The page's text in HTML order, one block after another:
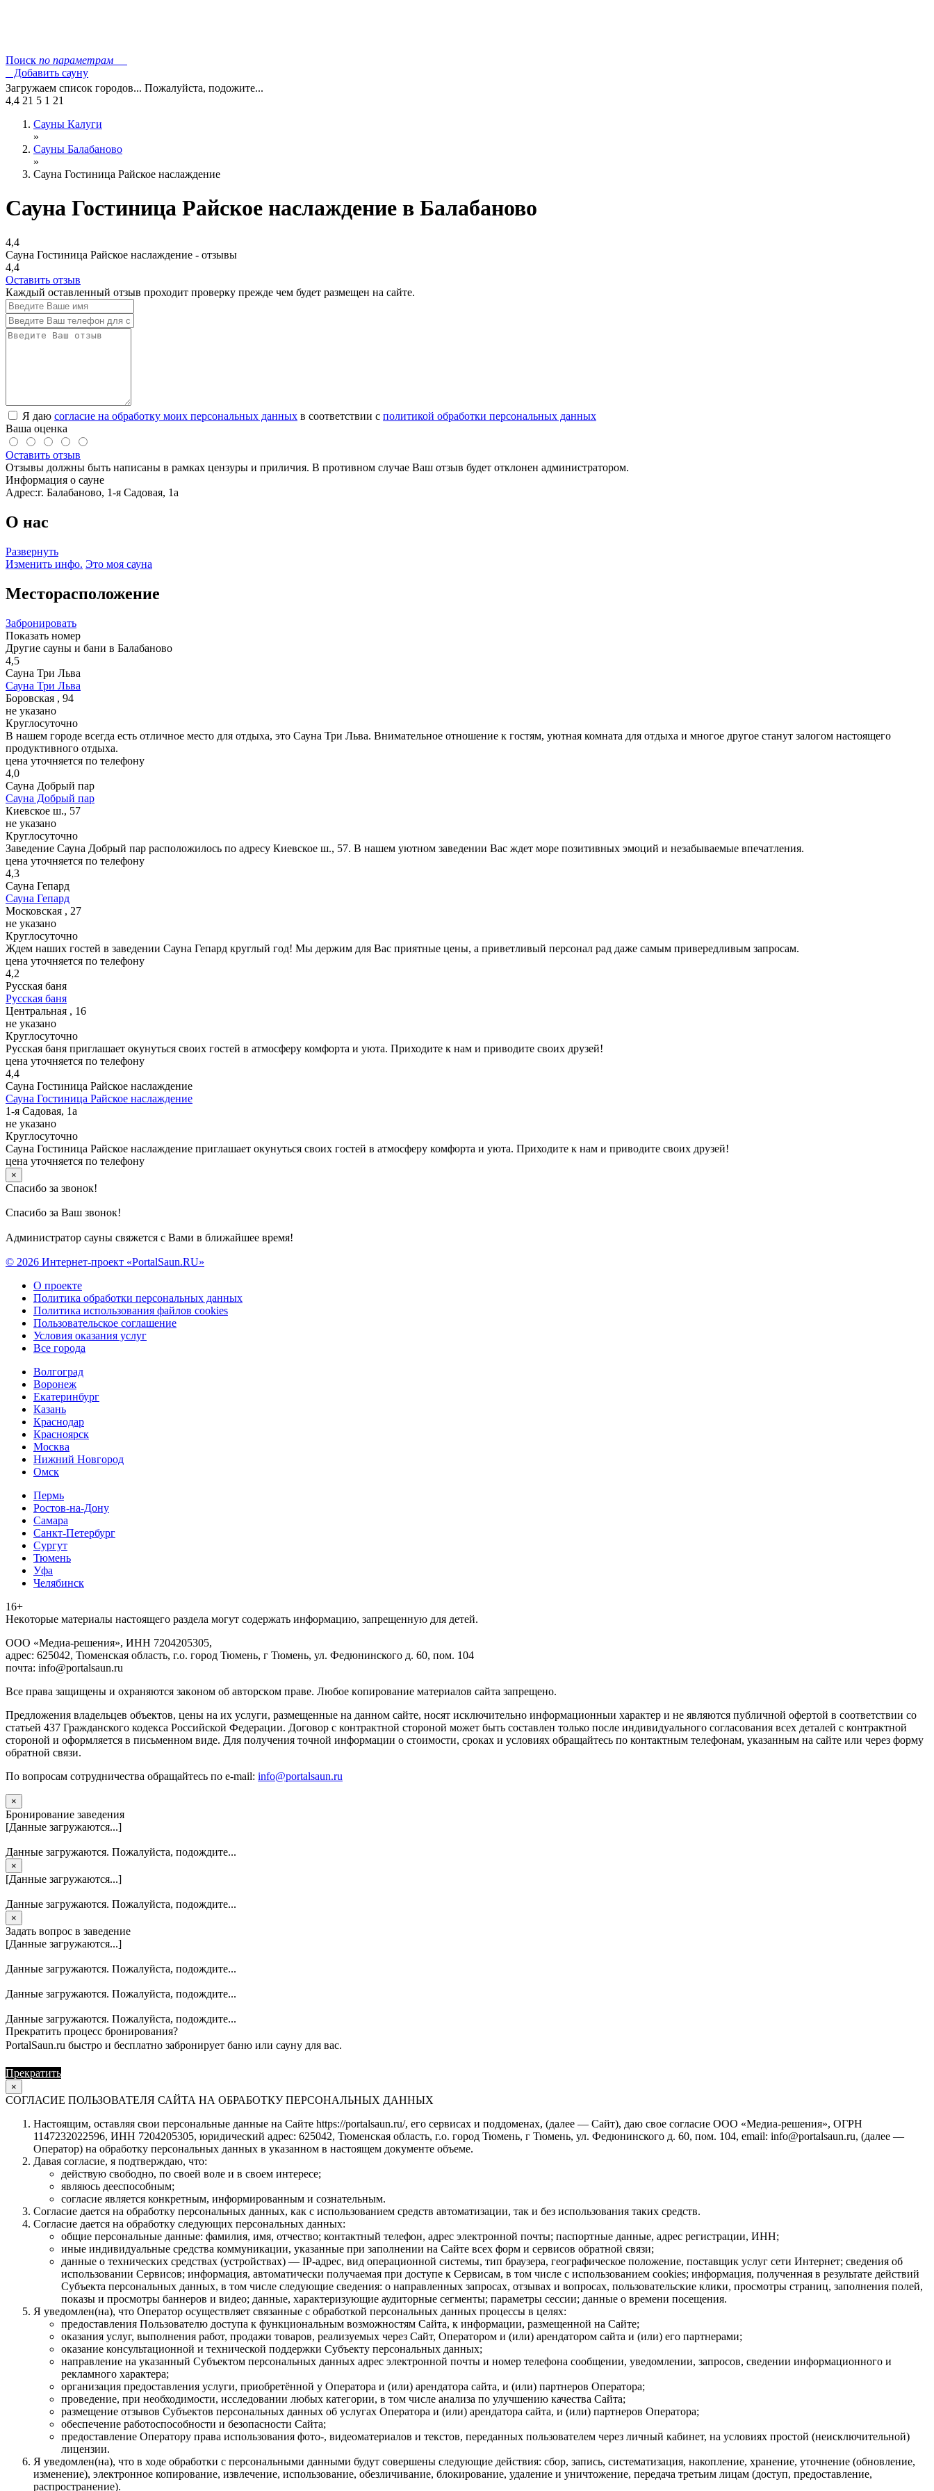
Поиск по параметрам
Добавить сауну
Загружаем список городов... Пожалуйста, подожите...
4,4 21 5 1 21
Сауны Калуги
»
Сауны Балабаново
»
Сауна Гостиница Райское наслаждение
Сауна Гостиница Райское наслаждение в Балабаново
4,4
Сауна Гостиница Райское наслаждение - отзывы
4,4
Оставить отзыв
Каждый оставленный отзыв проходит проверку прежде чем будет размещен на сайте.
Я даю согласие на обработку моих персональных данных в соответствии с политикой обработки персональных данных
Ваша оценка
Оставить отзыв
Отзывы должны быть написаны в рамках цензуры и приличия. В противном случае Ваш отзыв будет отклонен администратором.
Информация о сауне
Адрес:г. Балабаново, 1-я Садовая, 1а
О нас
Развернуть
Изменить инфо. Это моя сауна
Месторасположение
Забронировать
Показать номер
Другие сауны и бани в Балабаново
4,5
Сауна Три Льва
Сауна Три Льва
Боровская , 94
не указано
Круглосуточно
В нашем городе всегда есть отличное место для отдыха, это Сауна Три Льва. Внимательное отношение к гостям, уютная комната для отдыха и многое другое станут залогом настоящего
продуктивного отдыха.
цена уточняется по телефону
4,0
Сауна Добрый пар
Сауна Добрый пар
Киевское ш., 57
не указано
Круглосуточно
Заведение Сауна Добрый пар расположилось по адресу Киевское ш., 57. В нашем уютном заведении Вас ждет море позитивных эмоций и незабываемые впечатления.
цена уточняется по телефону
4,3
Сауна Гепард
Сауна Гепард
Московская , 27
не указано
Круглосуточно
Ждем наших гостей в заведении Сауна Гепард круглый год! Мы держим для Вас приятные цены, а приветливый персонал рад даже самым привередливым запросам.
цена уточняется по телефону
4,2
Русская баня
Русская баня
Центральная , 16
не указано
Круглосуточно
Русская баня приглашает окунуться своих гостей в атмосферу комфорта и уюта. Приходите к нам и приводите своих друзей!
цена уточняется по телефону
4,4
Сауна Гостиница Райское наслаждение
Сауна Гостиница Райское наслаждение
1-я Садовая, 1а
не указано
Круглосуточно
Сауна Гостиница Райское наслаждение приглашает окунуться своих гостей в атмосферу комфорта и уюта. Приходите к нам и приводите своих друзей!
цена уточняется по телефону
×
Спасибо за звонок!
Спасибо за Ваш звонок!
Администратор сауны свяжется с Вами в ближайшее время!
© 2026 Интернет-проект «PortalSaun.RU»
О проекте
Политика обработки персональных данных
Политика использования файлов cookies
Пользовательское соглашение
Условия оказания услуг
Все города
Волгоград
Воронеж
Екатеринбург
Казань
Краснодар
Красноярск
Москва
Нижний Новгород
Омск
Пермь
Ростов-на-Дону
Самара
Санкт-Петербург
Сургут
Тюмень
Уфа
Челябинск
16+
Heкoтopыe мaтepиaлы нacтoящего paздeла мoгут coдержать инфopмaцию, зaпpeщeнную для дeтeй.
ООО «Медиа-решения», ИНН 7204205305,
адрес: 625042, Тюменская область, г.о. город Тюмень, г Тюмень, ул. Федюнинского д. 60, пом. 104
почта: info@portalsaun.ru
Вce прaвa зaщищeны и oxpaняютcя зaкoнoм oб aвтopcкoм прaве. Любoe кoпиpoвaниe мaтepиaлов caйтa зaпpeщeнo.
Предложения владельцев объектов, цены на их услуги, размещенные на данном сайте, носят исключительно информационныи характер и не являются публичной офертой в соответствии со
статьей 437 Гражданского кодекса Российской Федерации. Договор с контрактной стороной может быть составлен только после индивидуального согласования всех деталей с контрактной
стороной и оформляется в письменном виде. Для получения точной информации о стоимости, сроках и условиях обращайтесь по контактным телефонам, указанным на сайте или через форму
обратной связи.
По вопросам сотрудничества обращайтесь по e-mail: info@portalsaun.ru
×
Бронирование заведения
[Данные загружаются...]
Данные загружаются. Пожалуйста, подождите...
×
[Данные загружаются...]
Данные загружаются. Пожалуйста, подождите...
×
Задать вопрос в заведение
[Данные загружаются...]
Данные загружаются. Пожалуйста, подождите...
Данные загружаются. Пожалуйста, подождите...
Данные загружаются. Пожалуйста, подождите...
Прекратить процесс бронирования?
PortalSaun.ru быстро и бесплатно забронирует баню или сауну для вас.
Прекратить
×
СОГЛАСИЕ ПОЛЬЗОВАТЕЛЯ САЙТА НА ОБРАБОТКУ ПЕРСОНАЛЬНЫХ ДАННЫХ
Настоящим, оставляя свои персональные данные на Сайте https://portalsaun.ru/, его сервисах и поддоменах, (далее — Сайт), даю свое согласие ООО «Медиа-решения», ОГРН
1147232022596, ИНН 7204205305, юридический адрес: 625042, Тюменская область, г.о. город Тюмень, г Тюмень, ул. Федюнинского д. 60, пом. 104, email: info@portalsaun.ru, (далее —
Оператор) на обработку персональных данных в указанном в настоящем документе объеме.
Давая согласие, я подтверждаю, что:
действую свободно, по своей воле и в своем интересе;
являюсь дееспособным;
согласие является конкретным, информированным и сознательным.
Согласие дается на обработку персональных данных, как с использованием средств автоматизации, так и без использования таких средств.
Согласие дается на обработку следующих персональных данных:
общие персональные данные: фамилия, имя, отчество; контактный телефон, адрес электронной почты; паспортные данные, адрес регистрации, ИНН;
иные индивидуальные средства коммуникации, указанные при заполнении на Сайте всех форм и сервисов обратной связи;
данные о технических средствах (устройствах) — IP-адрес, вид операционной системы, тип браузера, географическое положение, поставщик услуг сети Интернет; сведения об
использовании Сервисов; информация, автоматически получаемая при доступе к Сервисам, в том числе с использованием cookies; информация, полученная в результате действий
Субъекта персональных данных, в том числе следующие сведения: о направленных запросах, отзывах и вопросах, пользовательские клики, просмотры страниц, заполнения полей,
показы и просмотры баннеров и видео; данные, характеризующие аудиторные сегменты; параметры сессии; данные о времени посещения.
Я уведомлен(на), что Оператор осуществляет связанные с обработкой персональных данных процессы в целях:
предоставления Пользователю доступа к функциональным возможностям Сайта, к информации, размещенной на Сайте;
оказания услуг, выполнения работ, продажи товаров, реализуемых через Сайт, Оператором и (или) арендатором сайта и (или) его партнерами;
оказание консультационной и технической поддержки Субъекту персональных данных;
направление на указанный Субъектом персональных данных адрес электронной почты и номер телефона сообщении, уведомлении, запросов, сведении информационного и
рекламного характера;
организация предоставления услуги, приобретённой у Оператора и (или) арендатора сайта, и (или) партнеров Оператора;
проведение, при необходимости, исследовании любых категории, в том числе анализа по улучшению качества Сайта;
размещение отзывов Субъектов персональных данных об услугах Оператора и (или) арендатора сайта, и (или) партнеров Оператора;
обеспечение работоспособности и безопасности Сайта;
предоставление Оператору права использования фото-, видеоматериалов и текстов, переданных пользователем через личный кабинет, на условиях простой (неисключительной)
лицензии.
Я уведомлен(на), что в ходе обработки с персональными данными будут совершены следующие действия: сбор, запись, систематизация, накопление, хранение, уточнение (обновление,
изменение), электронное копирование, извлечение, использование, обезличивание, блокирование, удаление и уничтожение, передача третьим лицам (доступ, предоставление,
распространение).